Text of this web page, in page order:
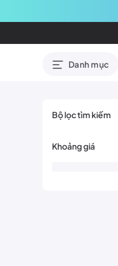
Danh mục
Bộ lọc tìm kiếm
Khoảng giá